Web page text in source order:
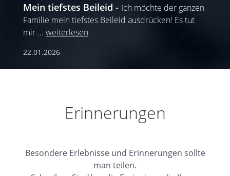
Mein tiefstes Beileid
Ich möchte der ganzen
Familie mein tiefstes Beileid ausdrücken! Es tut
mir ... weiterlesen
22.01.2026
Erinnerungen
Besondere Erlebnisse und Erinnerungen sollte
man teilen.